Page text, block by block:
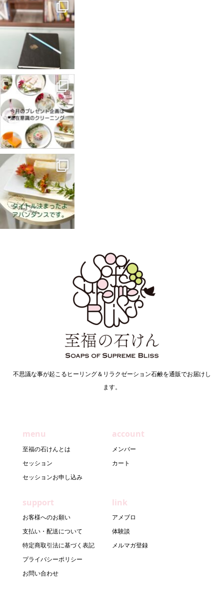
不思議な事が起こるヒーリング＆リラクゼーション石鹸を通販でお届けし
ます。
menu
至福の石けんとは
セッション
セッションお申し込み
account
メンバー
カート
support
お客様へのお願い
支払い・配送について
特定商取引法に基づく表記
プライバシーポリシー
お問い合わせ
link
アメブロ
体験談
メルマガ登録